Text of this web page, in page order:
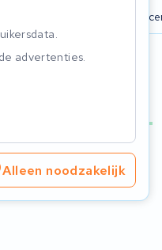
tracker ISO 9001
advertenties.
Alleen noodzakelijk